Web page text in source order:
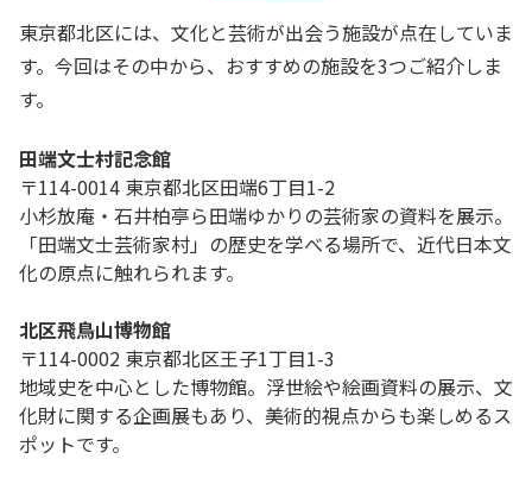
東京都北区には、文化と芸術が出会う施設が点在していま
す。今回はその中から、おすすめの施設を3つご紹介しま
す。
田端文士村記念館
〒114-0014 東京都北区田端6丁目1-2
小杉放庵・石井柏亭ら田端ゆかりの芸術家の資料を展示。
「田端文士芸術家村」の歴史を学べる場所で、近代日本文
化の原点に触れられます。
北区飛鳥山博物館
〒114-0002 東京都北区王子1丁目1-3
地域史を中心とした博物館。浮世絵や絵画資料の展示、文
化財に関する企画展もあり、美術的視点からも楽しめるス
ポットです。